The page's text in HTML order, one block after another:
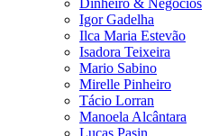
Igor Gadelha
Ilca Maria Estevão
Isadora Teixeira
Mario Sabino
Mirelle Pinheiro
Tácio Lorran
Manoela Alcântara
Lucas Pasin